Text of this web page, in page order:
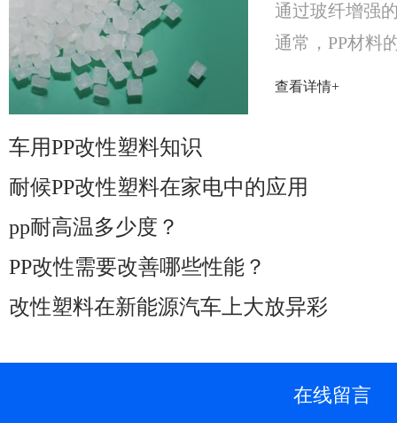
通过玻纤增强
通常，PP材料
曲强度在25～
查看详情+
车用PP改性塑料知识
耐候PP改性塑料在家电中的应用
pp耐高温多少度？
PP改性需要改善哪些性能？
改性塑料在新能源汽车上大放异彩
在线留言